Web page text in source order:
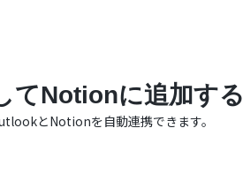
てNotionに追加する
とNotionを自動連携できます。